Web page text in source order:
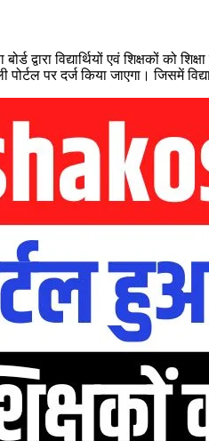
बोर्ड द्वारा विद्यार्थियों एवं शिक्षकों
पोर्टल पर दर्ज किया जाएगा। जिसमें